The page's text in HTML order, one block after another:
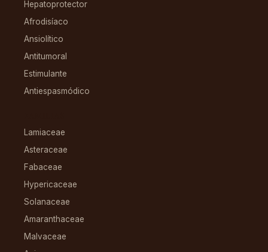
Hepatoprotector
Afrodisíaco
Ansiolítico
Antitumoral
Estimulante
Antiespasmódico
Lamiaceae
Asteraceae
Fabaceae
Hypericaceae
Solanaceae
Amaranthaceae
Malvaceae